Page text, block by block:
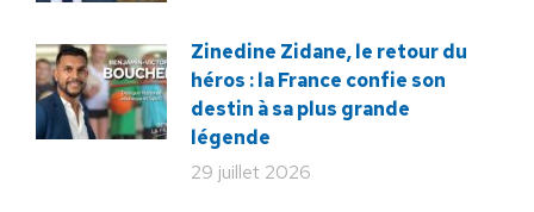
Zinedine Zidane, le retour du
héros : la France confie son
destin à sa plus grande
légende
29 juillet 2026